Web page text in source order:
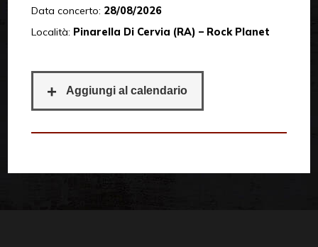
Data concerto: 28/08/2026
Località: Pinarella Di Cervia (RA) – Rock Planet